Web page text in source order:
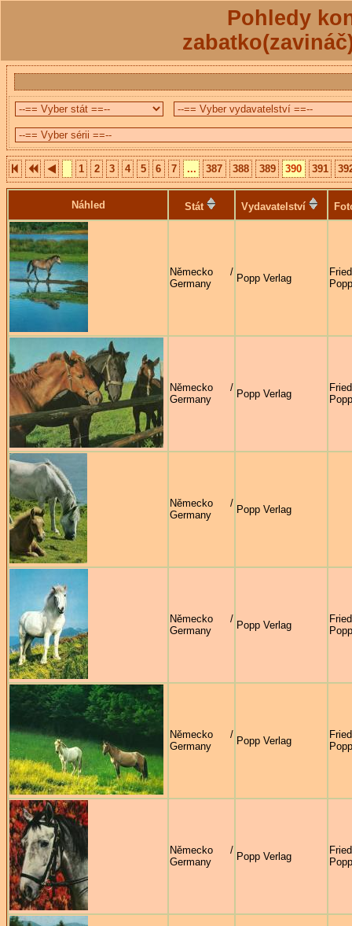
Pohledy
1 2 3 4 5 6 7 ... 387 388 389 390 391
Náhled Stát Vydavatelství
Německo /
Germany
Popp Verlag
Popp
Německo /
Germany
Popp Verlag
Popp
Německo /
Germany
Popp Verlag
Německo /
Germany
Popp Verlag
Popp
Německo /
Germany
Popp Verlag
Popp
Německo /
Germany
Popp Verlag
Popp